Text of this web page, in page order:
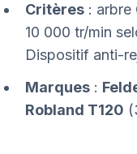
Critères :
10 000 tr/min
Dispositif anti-
Marques :
Robland T120